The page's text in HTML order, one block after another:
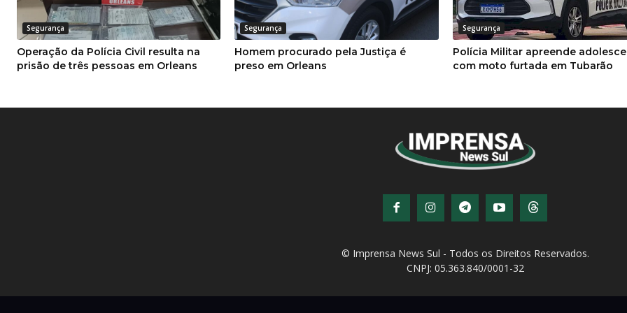
Segurança
Operação da Polícia Civil resulta na
prisão de três pessoas em Orleans
Segurança
Homem procurado pela Justiça é
preso em Orleans
Segurança
Polícia Militar apreende
com moto furtada em Tubarão
© Imprensa News Sul - Todos os Direitos Reservados.
CNPJ: 05.363.840/0001-32